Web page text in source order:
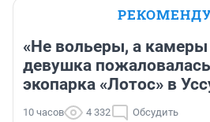
«Не вольеры, а
девушка
экопарка «Лотос» в
10 часов 4 332 Обсудить